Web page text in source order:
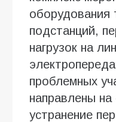
оборудования
подстанций,
нагрузок на
проблемных
направлены
устранение